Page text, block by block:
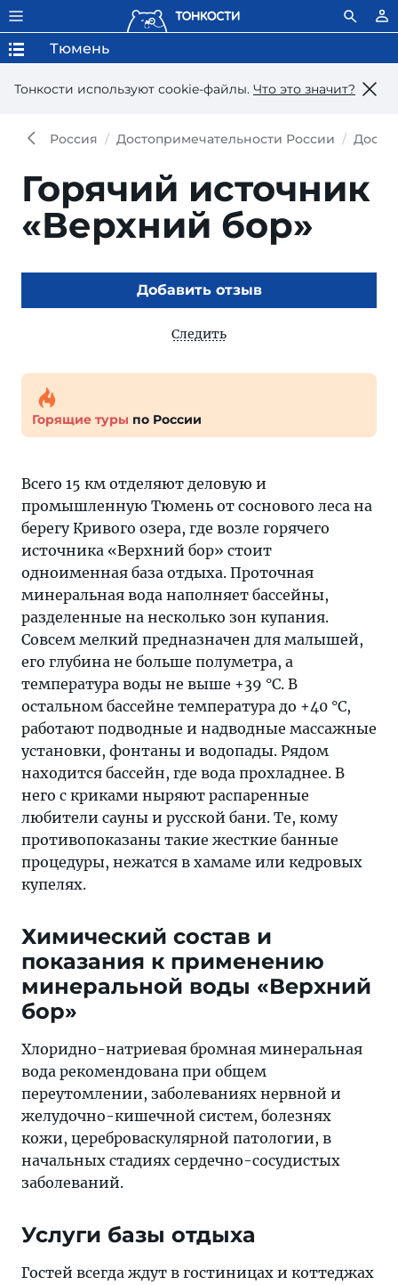
Тонкости используют сookie-файлы. Что это значит?
Тюмень
Россия Достопримечательности России
Горячий источник
«Верхний бор»
Добавить отзыв
Следить
Горящие туры по России
Всего 15 км отделяют деловую и
промышленную Тюмень от соснового леса на
берегу Кривого озера, где возле горячего
источника «Верхний бор» стоит
одноименная база отдыха. Проточная
минеральная вода наполняет бассейны,
разделенные на несколько зон купания.
Совсем мелкий предназначен для малышей,
его глубина не больше полуметра, а
температура воды не выше +39 °С. В
остальном бассейне температура до +40 °С,
работают подводные и надводные массажные
установки, фонтаны и водопады. Рядом
находится бассейн, где вода прохладнее. В
него с криками ныряют распаренные
любители сауны и русской бани. Те, кому
противопоказаны такие жесткие банные
процедуры, нежатся в хамаме или кедровых
купелях.
Химический состав и
показания к применению
минеральной воды «Верхний
бор»
Хлоридно-натриевая бромная минеральная
вода рекомендована при общем
переутомлении, заболеваниях нервной и
желудочно-кишечной систем, болезнях
кожи, цереброваскулярной патологии, в
начальных стадиях сердечно-сосудистых
заболеваний.
Услуги базы отдыха
Гостей всегда ждут в гостиницах и коттеджах